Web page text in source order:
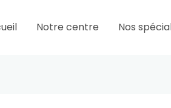
Notre centre Nos